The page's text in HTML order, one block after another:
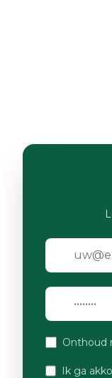
Onthoud
Ik ga